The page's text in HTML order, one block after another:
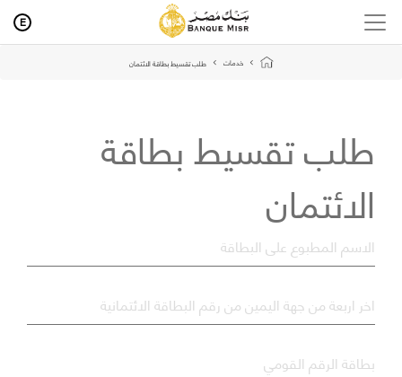
E
خدمات طلب تقسيط بطاقة الائتمان
طلب تقسيط بطاقة
الائتمان
الاسم المطبوع على البطاقة
اخر اربعة من جهة اليمين من رقم البطاقة الائتمانية
بطاقة الرقم القومي